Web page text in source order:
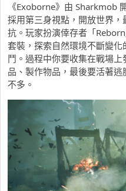
《Exoborne》由 Sharkmob
採用第三身視點，開放世界
抗。玩家扮演倖存者「
套裝，探索自然環境不斷變
鬥。過程中你要收集在戰場
品、製作物品，最後要活著
不多。